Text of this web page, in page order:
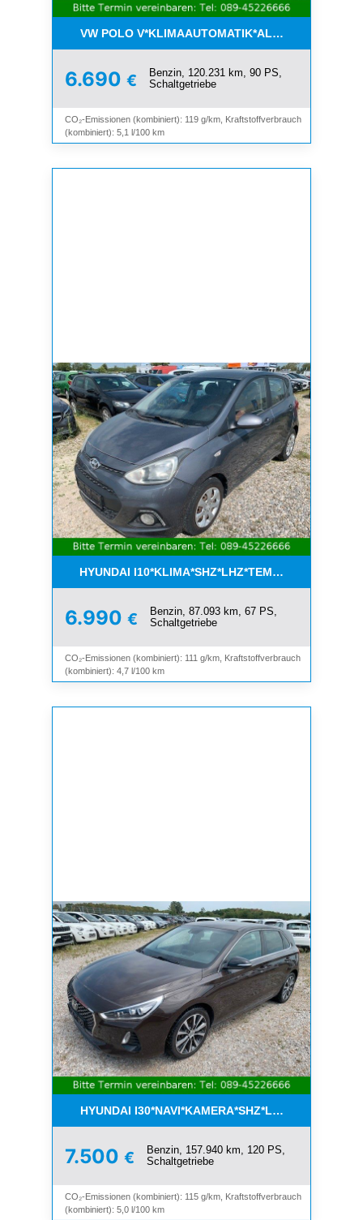
VW POLO
6.690 €
Benzin, 120.231 km, 90 PS,
Schaltgetriebe
CO₂-Emissionen (kombiniert): 119 g/km, Kraftstoffverbrauch
(kombiniert): 5,1 l/100 km
HYUNDAI
6.990 €
Benzin, 87.093 km, 67 PS,
Schaltgetriebe
CO₂-Emissionen (kombiniert): 111 g/km, Kraftstoffverbrauch
(kombiniert): 4,7 l/100 km
HYUNDAI
7.500 €
Benzin, 157.940 km, 120 PS,
Schaltgetriebe
CO₂-Emissionen (kombiniert): 115 g/km, Kraftstoffverbrauch
(kombiniert): 5,0 l/100 km